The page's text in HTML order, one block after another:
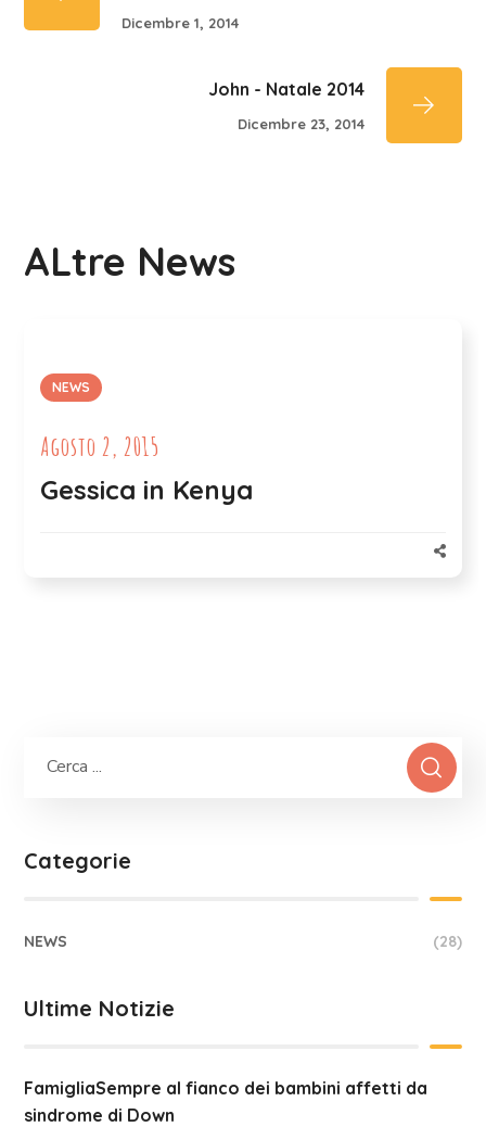
Dicembre 1, 2014
John - Natale 2014
Dicembre 23, 2014
ALtre News
NEWS
Agosto 2, 2015
Gessica in Kenya
Categorie
NEWS (28)
Ultime Notizie
FamigliaSempre al fianco dei bambini affetti da
sindrome di Down